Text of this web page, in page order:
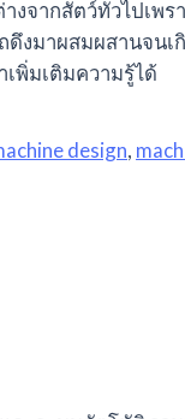
ากสัตว์ทั่วไปเพร
งมาผสมผสานจน
เพิ่มเติมความรู้ได้
design,